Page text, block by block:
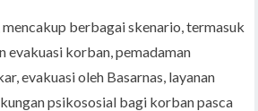
mencakup berbagai skenario, termasuk
evakuasi korban, pemadaman
evakuasi oleh Basarnas, layanan
psikososial bagi korban pasca